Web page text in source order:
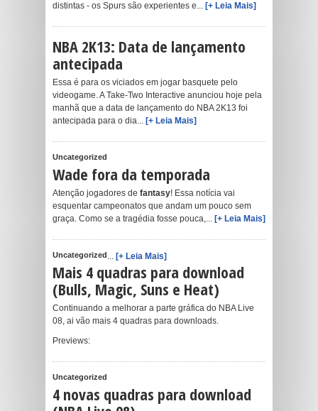
distintas - os Spurs são experientes e... [+ Leia Mais]
NBA 2K13: Data de lançamento
antecipada
Essa é para os viciados em jogar basquete pelo
videogame. A Take-Two Interactive anunciou hoje pela
manhã que a data de lançamento do NBA 2K13 foi
antecipada para o dia... [+ Leia Mais]
Uncategorized
Wade fora da temporada
Atenção jogadores de fantasy! Essa notícia vai
esquentar campeonatos que andam um pouco sem
graça. Como se a tragédia fosse pouca,... [+ Leia Mais]
Uncategorized
Mais 4 quadras para download
(Bulls, Magic, Suns e Heat)
Continuando a melhorar a parte gráfica do NBA Live
08, ai vão mais 4 quadras para downloads.
Previews:
... [+ Leia Mais]
Uncategorized
4 novas quadras para download